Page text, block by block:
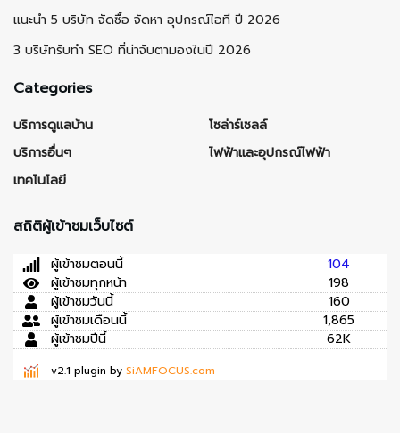
แนะนำ 5 บริษัท จัดซื้อ จัดหา อุปกรณ์ไอที ปี 2026
3 บริษัทรับทำ SEO ที่น่าจับตามองในปี 2026
Categories
บริการดูแลบ้าน
บริการอื่นๆ
เทคโนโลยี
โซล่าร์เซลล์
ไฟฟ้าและอุปกรณ์ไฟฟ้า
สถิติผู้เข้าชมเว็บไซต์
ผู้เข้าชมตอนนี้
104
ผู้เข้าชมทุกหน้า
198
ผู้เข้าชมวันนี้
160
ผู้เข้าชมเดือนนี้
1,865
ผู้เข้าชมปีนี้
62K
v2.1 plugin by SiAMFOCUS.com